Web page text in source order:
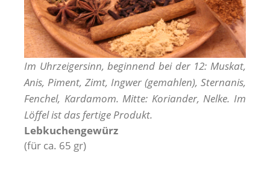
Im Uhrzeigersinn, beginnend bei der 12: Muskat,
Anis, Piment, Zimt, Ingwer (gemahlen), Sternanis,
Fenchel, Kardamom. Mitte: Koriander, Nelke. Im
Löffel ist das fertige Produkt.
Lebkuchengewürz
(für ca. 65 gr)